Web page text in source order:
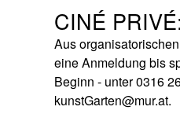
CINÉ
Aus
eine Anmeldung bis
Beginn - unter 0316
kunstGarten@mur.at.